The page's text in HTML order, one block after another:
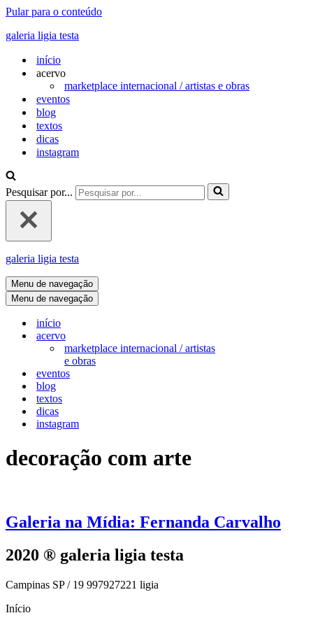
Pular para o conteúdo
galeria ligia testa
início
acervo
marketplace internacional / artistas e obras
eventos
blog
textos
dicas
instagram
Pesquisar por...
galeria ligia testa
Menu de navegação
Menu de navegação
início
acervo
marketplace internacional / artistas
e obras
eventos
blog
textos
dicas
instagram
decoração com arte
Galeria na Mídia: Fernanda Carvalho
2020 ® galeria ligia testa
Campinas SP / 19 997927221 ligia
Início